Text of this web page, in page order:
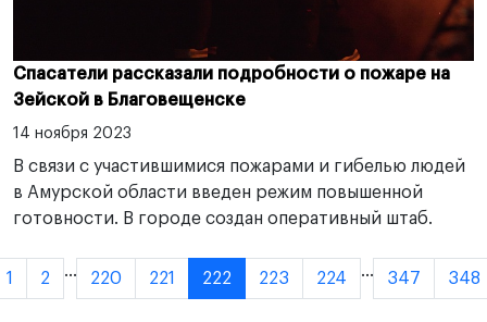
Спасатели рассказали подробности о пожаре на
Зейской в Благовещенске
14 ноября 2023
В связи с участившимися пожарами и гибелью людей
в Амурской области введен режим повышенной
готовности. В городе создан оперативный штаб.
1 2 ... 220 221 222 223 224 ... 347 348